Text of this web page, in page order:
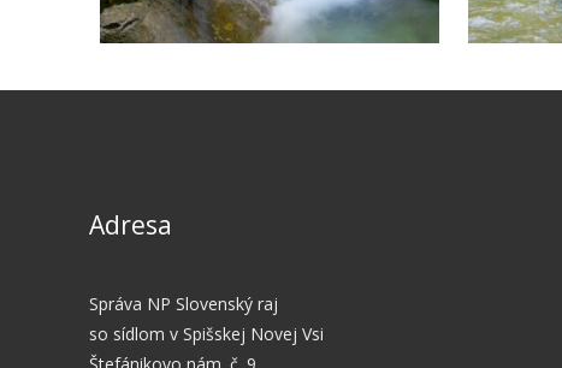
Adresa
Správa NP Slovenský raj
so sídlom v Spišskej Novej Vsi